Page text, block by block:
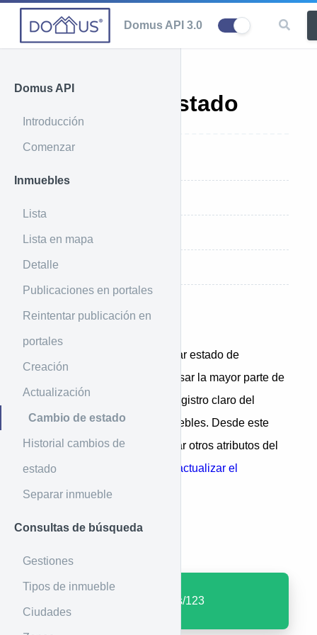
Domus API 3.0
Domus API
Introducción
Comenzar
Inmuebles
Lista
Lista en mapa
Detalle
Publicaciones en portales
Reintentar publicación en
portales
Creación
Actualización
Cambio de estado
Historial cambios de
estado
Separar inmueble
Consultas de búsqueda
Gestiones
Tipos de inmueble
Ciudades
Cambio de estado
Parámetros que recibe
Introducción
Este es el método para cambiar estado de
inmuebles, es necesario ingresar la mayor parte de
la información para tener un registro claro del
cambio de estado de los inmuebles. Desde este
método no se pueden modificar otros atributos del
inmueble, para ello se puede
actualizar el
inmueble.
: /properties/status/123